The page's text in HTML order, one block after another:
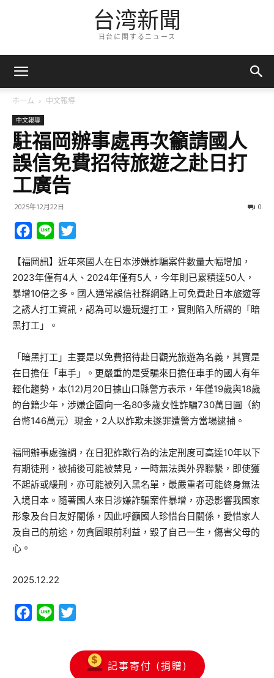
台湾新聞
日台に関するニュース
ホーム 中文報導
中文報導
駐福岡辦事處再次籲請國人
誤信免費招待旅遊之赴日打
工廣告
2025年12月22日 0
Facebook
Line
【福岡訊】近年來國人在日本涉嫌詐騙案件數量大幅增加，
2023年僅有4人、2024年僅有5人，今年則已累積達50人，
暴增10倍之多。國人通常誤信社群網路上可免費赴日本旅遊等
之誘人打工資訊，認為可以邊玩邊打工，實則陷入所謂的「暗
黑打工」。
「暗黑打工」主要是以免費招待赴日觀光旅遊為名義，其實是
在日擔任「車手」。更嚴重的是受騙來日擔任車手的國人有年
輕化趨勢，本(12)月20日據山口縣警方表示，年僅19歲與18歲
的台籍少年，涉嫌企圖向一名80多歲女性詐騙730萬日圓（約
台幣146萬元）現金，2人以詐欺未遂罪遭警方當場逮捕。
福岡辦事處強調，在日犯詐欺行為的法定刑度可高達10年以下
有期徒刑，被捕後可能被禁見，一時無法與外界聯繫，即使獲
不起訴或緩刑，亦可能被列入黑名單，最嚴重者可能終身無法
入境日本。隨著國人來日涉嫌詐騙案件暴增，亦恐影響我國家
形象及台日友好關係，因此呼籲國人珍惜台日關係，愛惜家人
及自己的前途，勿貪圖眼前利益，毀了自己一生，傷害父母的
心。
2025.12.22
Facebook
Line
記事寄付 (捐贈)